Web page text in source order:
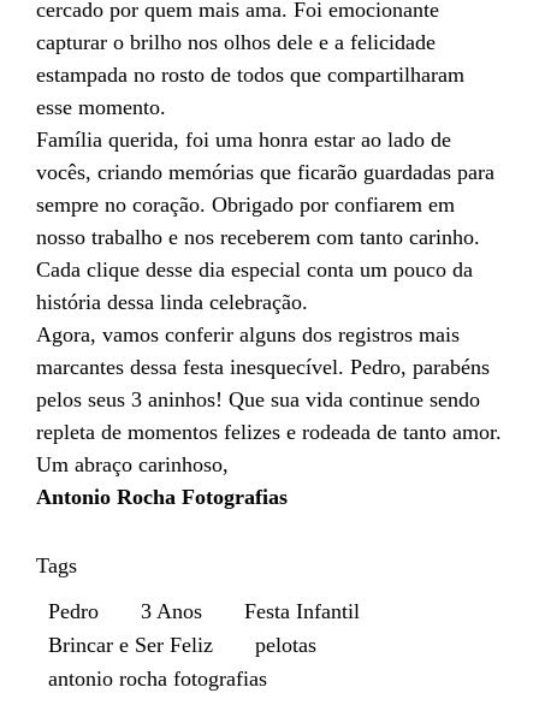
cercado por quem mais ama. Foi emocionante
capturar o brilho nos olhos dele e a felicidade
estampada no rosto de todos que compartilharam
esse momento.
Família querida, foi uma honra estar ao lado de
vocês, criando memórias que ficarão guardadas para
sempre no coração. Obrigado por confiarem em
nosso trabalho e nos receberem com tanto carinho.
Cada clique desse dia especial conta um pouco da
história dessa linda celebração.
Agora, vamos conferir alguns dos registros mais
marcantes dessa festa inesquecível. Pedro, parabéns
pelos seus 3 aninhos! Que sua vida continue sendo
repleta de momentos felizes e rodeada de tanto amor.
Um abraço carinhoso,
Antonio Rocha Fotografias
Tags
Pedro
3 Anos
Festa Infantil
Brincar e Ser Feliz
pelotas
antonio rocha fotografias